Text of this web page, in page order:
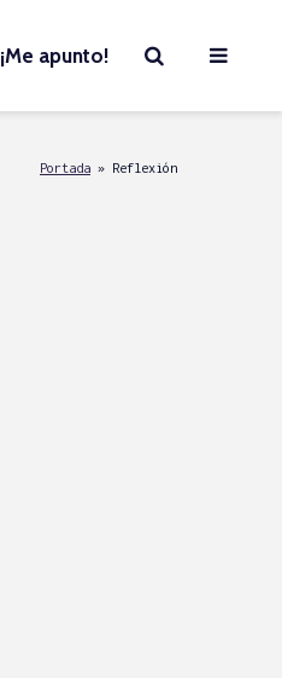
¡Me apunto!
Portada » Reflexión